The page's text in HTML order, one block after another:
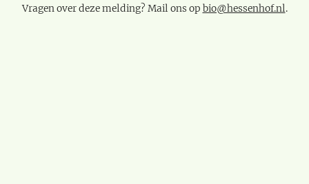
Vragen over deze melding? Mail ons op bio@hessenhof.nl.